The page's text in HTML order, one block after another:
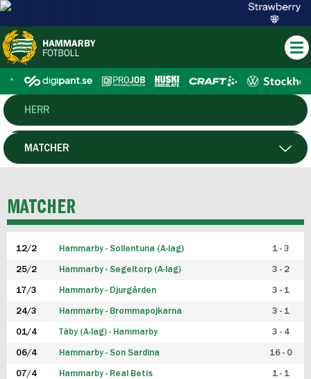
HERR
DAM
P19
F19
FUTSAL HERR
FUTSAL DAM
MATCHER
MATCHER
12/2 Hammarby - Sollentuna (A-lag) 1 - 3
25/2 Hammarby - Segeltorp (A-lag) 3 - 2
17/3 Hammarby - Djurgården 3 - 1
24/3 Hammarby - Brommapojkarna 3 - 1
01/4 Täby (A-lag) - Hammarby 3 - 4
06/4 Hammarby - Son Sardina 16 - 0
07/4 Hammarby - Real Betis 1 - 1